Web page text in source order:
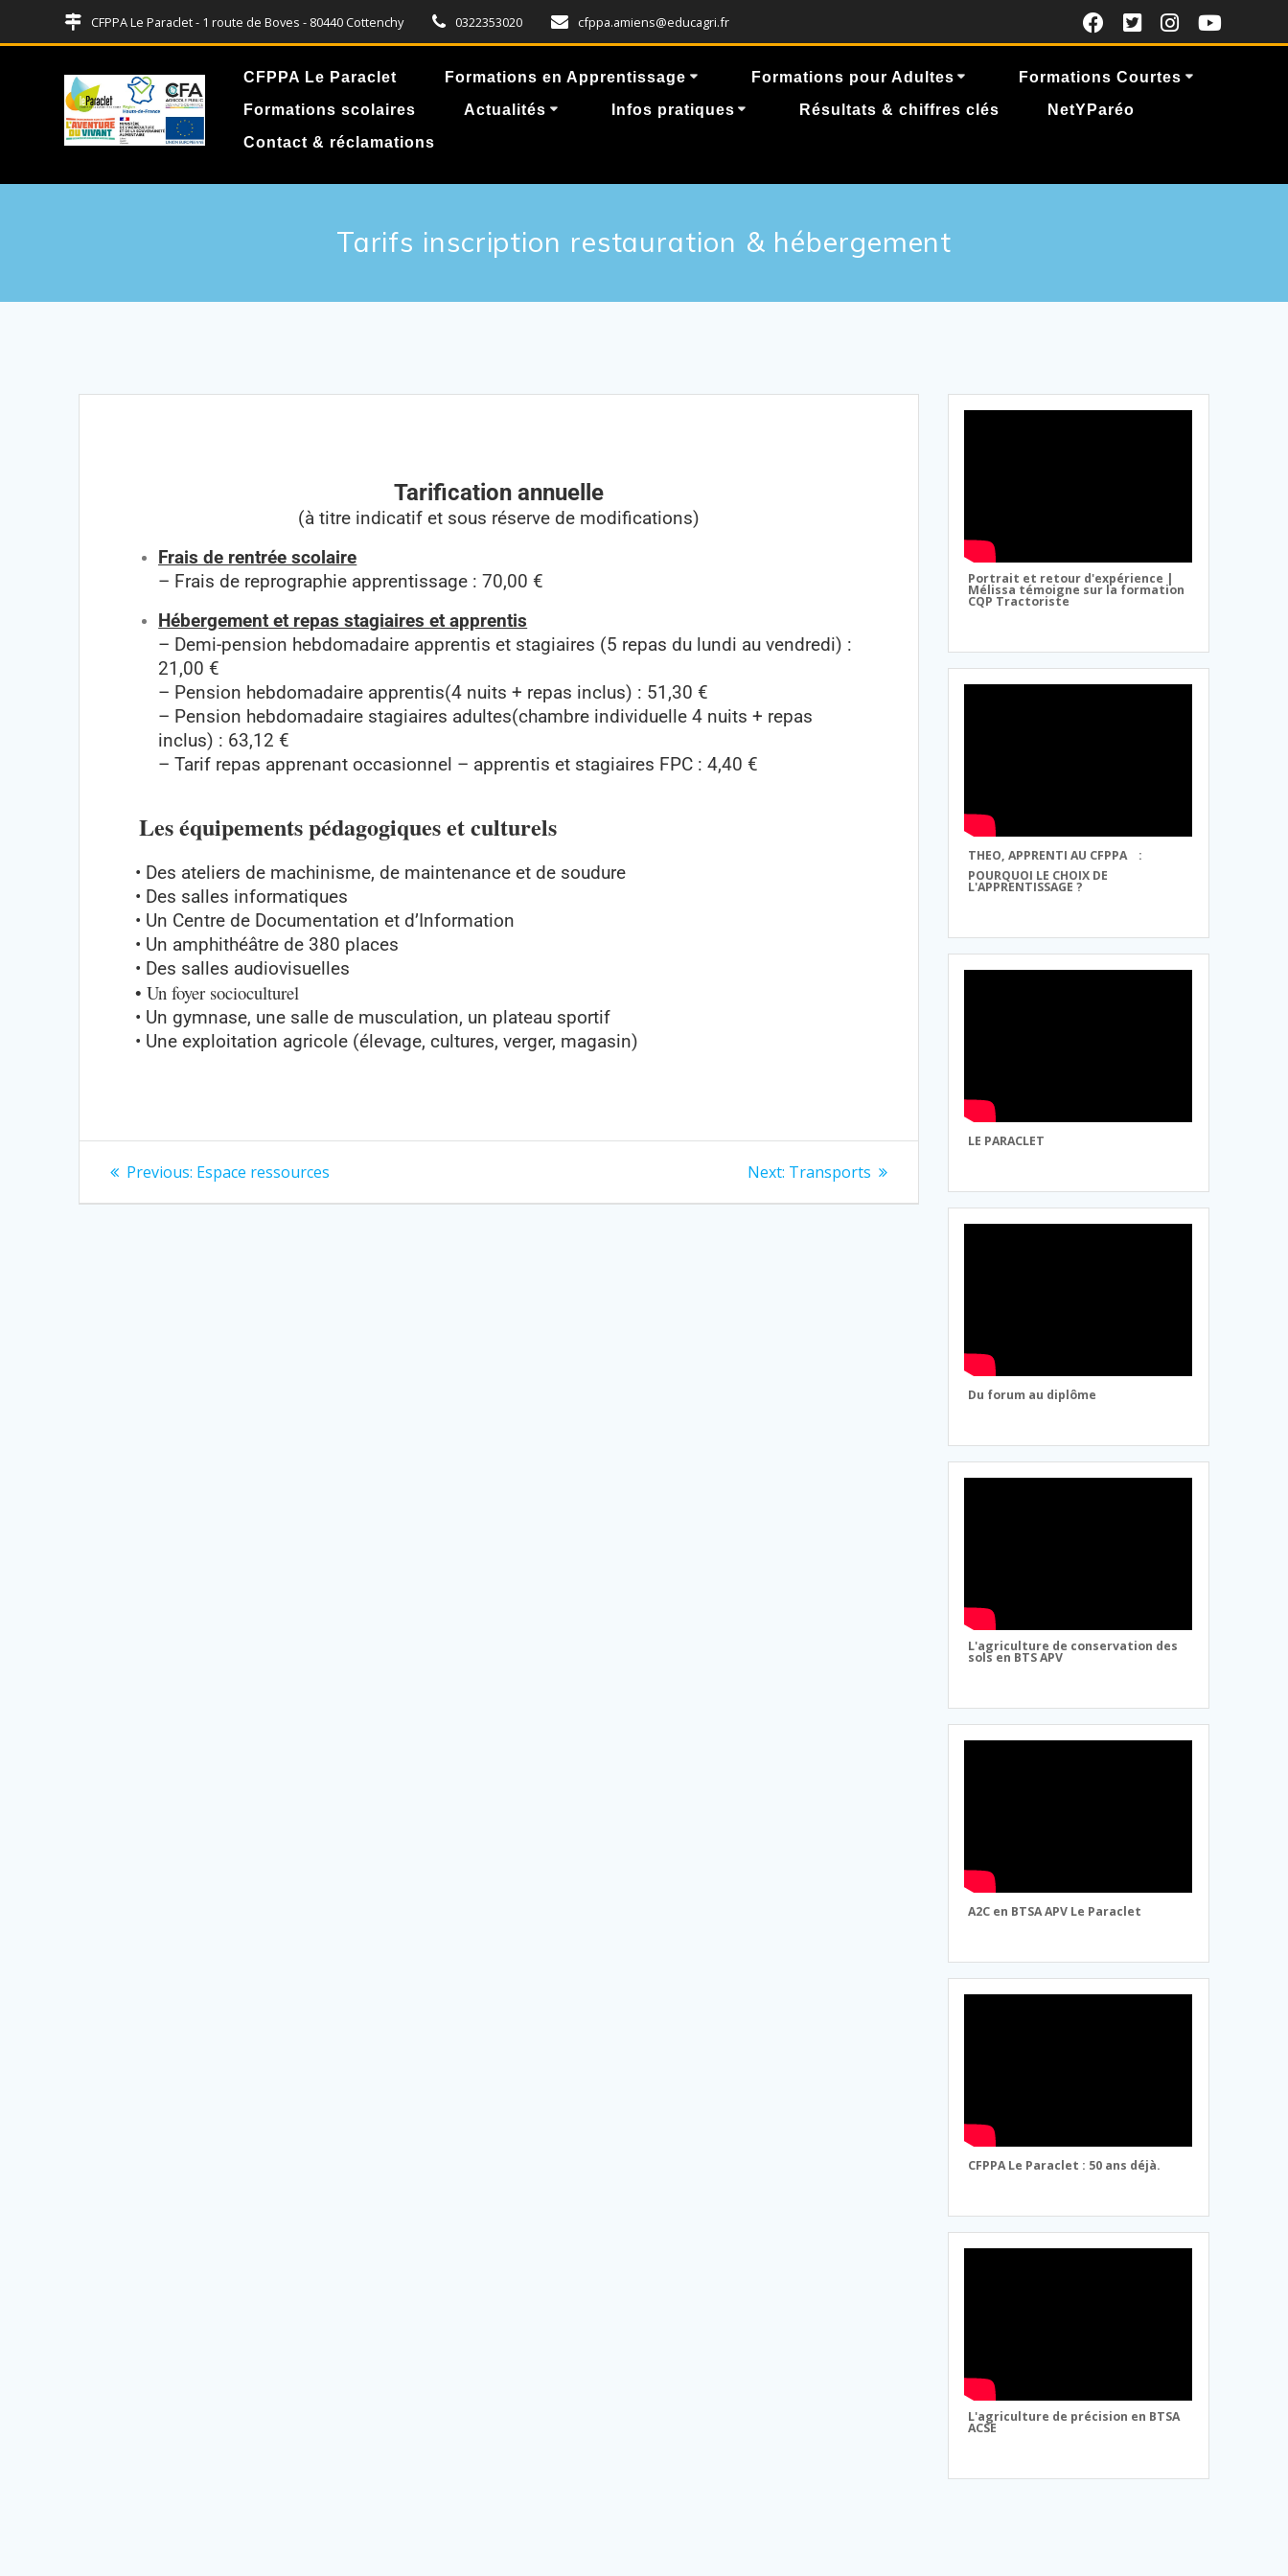
CFPPA Le Paraclet - 1 route de Boves - 80440 Cottenchy 0322353020 cfppa.amiens@educagri.fr
CFPPA Le Paraclet Formations en Apprentissage Formations pour Adultes
Formations Courtes
Formations scolaires
Actualités Infos pratiques Résultats & chiffres clés
NetYParéo
Contact & réclamations
Tarifs inscription restauration & hébergement
Tarification annuelle
(à titre indicatif et sous réserve de modifications)
Frais de rentrée scolaire
– Frais de reprographie apprentissage : 70,00 €
Hébergement et repas stagiaires et apprentis
– Demi-pension hebdomadaire apprentis et stagiaires (5 repas du lundi au vendredi) :
21,00 €
– Pension hebdomadaire apprentis(4 nuits + repas inclus) : 51,30 €
– Pension hebdomadaire stagiaires adultes(chambre individuelle 4 nuits + repas
inclus) : 63,12 €
– Tarif repas apprenant occasionnel – apprentis et stagiaires FPC : 4,40 €
Les équipements pédagogiques et culturels
• Des ateliers de machinisme, de maintenance et de soudure
• Des salles informatiques
• Un Centre de Documentation et d’Information
• Un amphithéâtre de 380 places
• Des salles audiovisuelles
• Un foyer socioculturel
• Un gymnase, une salle de musculation, un plateau sportif
• Une exploitation agricole (élevage, cultures, verger, magasin)
Previous: Espace ressources Next: Transports
Portrait et retour d'expérience |
Mélissa témoigne sur la formation
CQP Tractoriste
THEO, APPRENTI AU CFPPA
:
POURQUOI LE CHOIX DE
L'APPRENTISSAGE ?
LE PARACLET
Du forum au diplôme
L'agriculture de conservation des
sols en BTS APV
A2C en BTSA APV Le Paraclet
CFPPA Le Paraclet : 50 ans déjà.
L'agriculture de précision en BTSA
ACSE